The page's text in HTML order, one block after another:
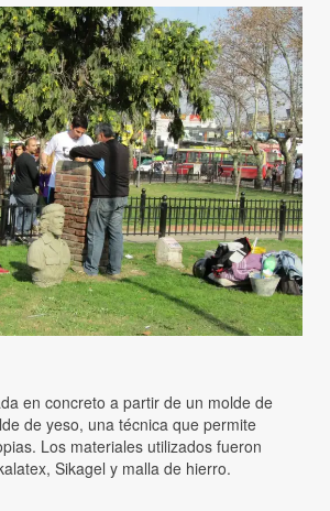
en concreto a partir de un molde de
de yeso, una técnica que permite
Los materiales utilizados fueron
Sikagel y malla de hierro.